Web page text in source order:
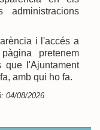
i l'accés a
pretenem
que l'Ajuntament
amb qui ho fa.
04/08/2026